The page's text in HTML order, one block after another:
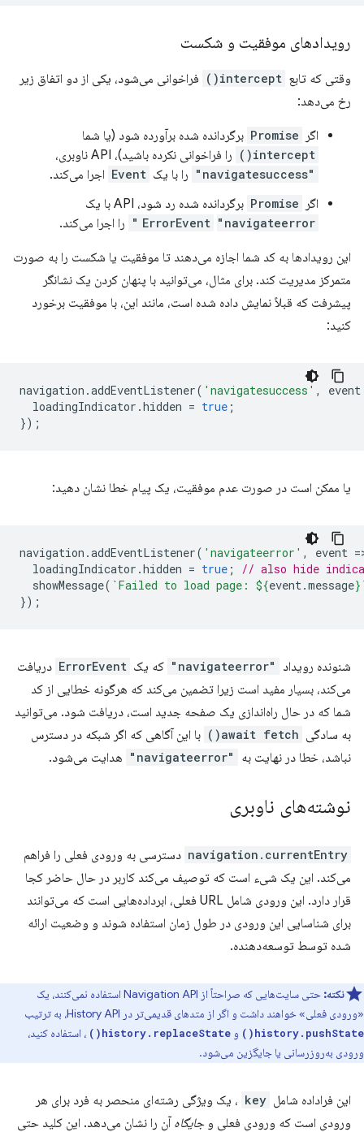
رویدادهای موفقیت و شکست
وقتی که تابع intercept()
فراخوانی می‌شود، یکی از دو اتفاق زیر
رخ می‌دهد:
اگر Promise برگردانده شده برآورده شود (یا شما
intercept() را فراخوانی نکرده باشید)، API ناوبری،
"navigatesuccess" را با یک Event اجرا می‌کند.
اگر
Promise برگردانده شده رد شود، API با یک
ErrorEvent "navigateerror" را اجرا می‌کند.
این رویدادها به کد شما اجازه می‌دهند تا موفقیت یا شکست را به صورت
متمرکز مدیریت کند. برای مثال، می‌توانید با پنهان کردن یک نشانگر
پیشرفت که قبلاً نمایش داده شده است، مانند این، با موفقیت برخورد
کنید:
navigation .addEventListener( 'navigatesuccess' ,
event
loadingIndicator .hidden = true ;
});
یا ممکن است در صورت عدم موفقیت، یک پیام خطا نشان دهید:
navigation .addEventListener( 'navigateerror' , event =
loadingIndicator .hidden = true ;
// also hide
showMessage( `Failed to load page: ${event.message}
});
شنونده رویداد "navigateerror" که یک ErrorEvent دریافت
می‌کند، بسیار مفید است زیرا تضمین می‌کند که هرگونه خطایی از کد
شما که در حال راه‌اندازی یک صفحه جدید است، دریافت شود. می‌توانید
به سادگی await fetch()
با این آگاهی که اگر شبکه در دسترس
نباشد، خطا در نهایت به
"navigateerror" هدایت می‌شود.
نوشته‌های ناوبری
navigation.currentEntry دسترسی به ورودی فعلی را فراهم
می‌کند. این یک شیء است که توصیف می‌کند کاربر در حال حاضر کجا
قرار دارد. این ورودی شامل URL فعلی، ابرداده‌هایی است که می‌توانند
برای شناسایی این ورودی در طول زمان استفاده شوند و وضعیت ارائه
شده توسط توسعه‌دهنده.
نکته:
حتی سایت‌هایی که صراحتاً از Navigation API استفاده نمی‌کنند، یک
«ورودی فعلی» خواهند داشت و اگر از متدهای قدیمی‌تر در History API، به ترتیب
history.pushState() و history.replaceState()
، استفاده کنید،
ورودی به‌روزرسانی یا جایگزین می‌شود.
این فراداده شامل key ، یک ویژگی رشته‌ای منحصر به فرد برای هر
ورودی است که ورودی فعلی و جایگاه آن را نشان می‌دهد. این کلید حتی